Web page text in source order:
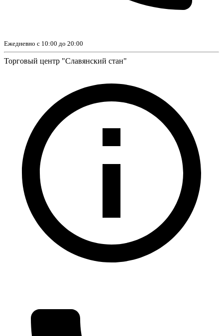
Ежедневно с 10:00 до 20:00
Торговый центр "Славянский стан"